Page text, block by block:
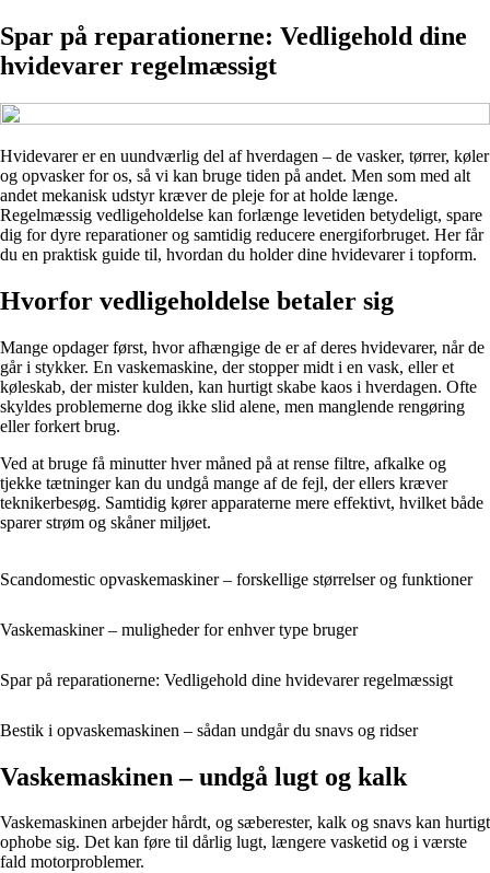
Spar på reparationerne: Vedligehold dine
hvidevarer regelmæssigt
Hvidevarer er en uundværlig del af hverdagen – de vasker, tørrer, køler
og opvasker for os, så vi kan bruge tiden på andet. Men som med alt
andet mekanisk udstyr kræver de pleje for at holde længe.
Regelmæssig vedligeholdelse kan forlænge levetiden betydeligt, spare
dig for dyre reparationer og samtidig reducere energiforbruget. Her får
du en praktisk guide til, hvordan du holder dine hvidevarer i topform.
Hvorfor vedligeholdelse betaler sig
Mange opdager først, hvor afhængige de er af deres hvidevarer, når de
går i stykker. En vaskemaskine, der stopper midt i en vask, eller et
køleskab, der mister kulden, kan hurtigt skabe kaos i hverdagen. Ofte
skyldes problemerne dog ikke slid alene, men manglende rengøring
eller forkert brug.
Ved at bruge få minutter hver måned på at rense filtre, afkalke og
tjekke tætninger kan du undgå mange af de fejl, der ellers kræver
teknikerbesøg. Samtidig kører apparaterne mere effektivt, hvilket både
sparer strøm og skåner miljøet.
Scandomestic opvaskemaskiner – forskellige størrelser og funktioner
Vaskemaskiner – muligheder for enhver type bruger
Spar på reparationerne: Vedligehold dine hvidevarer regelmæssigt
Bestik i opvaskemaskinen – sådan undgår du snavs og ridser
Vaskemaskinen – undgå lugt og kalk
Vaskemaskinen arbejder hårdt, og sæberester, kalk og snavs kan hurtigt
ophobe sig. Det kan føre til dårlig lugt, længere vasketid og i værste
fald motorproblemer.